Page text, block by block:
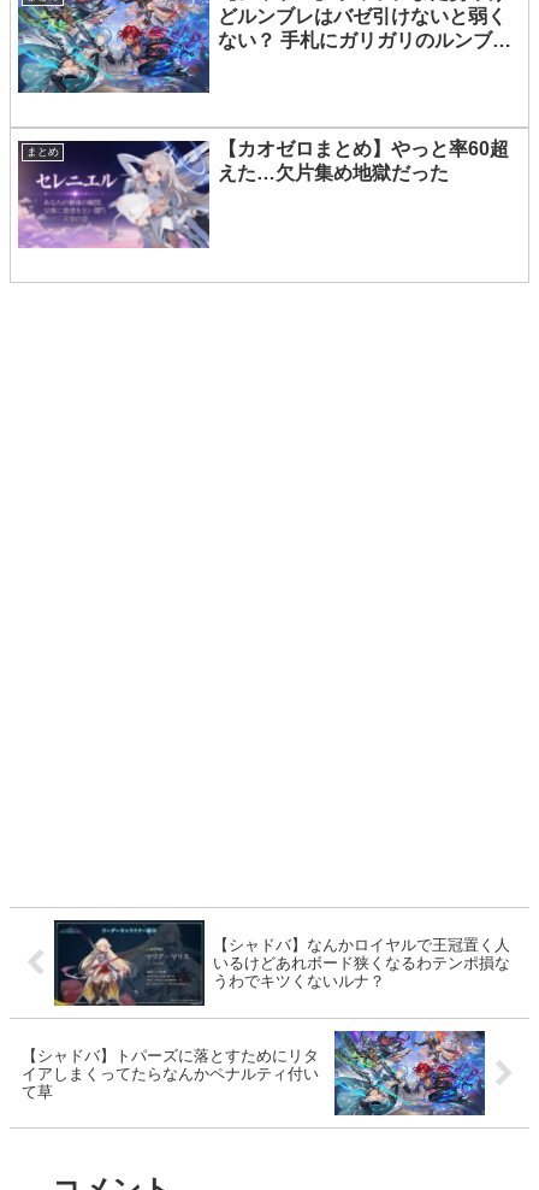
どルンブレはバゼ引けないと弱く
ない？ 手札にガリガリのルンブレ
まとめ
【カオゼロまとめ】やっと率60超
えた…欠片集め地獄だった
【シャドバ】なんかロイヤルで王冠置く人
いるけどあれボード狭くなるわテンポ損な
うわでキツくないルナ？
【シャドバ】トパーズに落とすためにリタ
イアしまくってたらなんかペナルティ付い
て草